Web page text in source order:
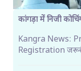
कांगड़ा में निजी
Kangra News:
Registration